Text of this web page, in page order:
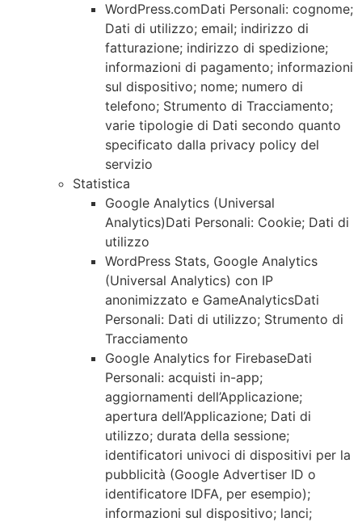
WordPress.comDati Personali: cognome;
Dati di utilizzo; email; indirizzo di
fatturazione; indirizzo di spedizione;
informazioni di pagamento; informazioni
sul dispositivo; nome; numero di
telefono; Strumento di Tracciamento;
varie tipologie di Dati secondo quanto
specificato dalla privacy policy del
servizio
Statistica
Google Analytics (Universal
Analytics)Dati Personali: Cookie; Dati di
utilizzo
WordPress Stats, Google Analytics
(Universal Analytics) con IP
anonimizzato e GameAnalyticsDati
Personali: Dati di utilizzo; Strumento di
Tracciamento
Google Analytics for FirebaseDati
Personali: acquisti in-app;
aggiornamenti dell’Applicazione;
apertura dell’Applicazione; Dati di
utilizzo; durata della sessione;
identificatori univoci di dispositivi per la
pubblicità (Google Advertiser ID o
identificatore IDFA, per esempio);
informazioni sul dispositivo; lanci;